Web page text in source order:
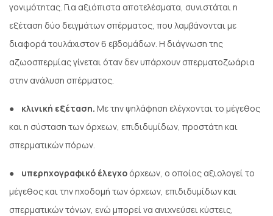
γονιμότητας. Για αξιόπιστα αποτελέσματα, συνιστάται η
εξέταση δύο δειγμάτων σπέρματος, που λαμβάνονται με
διαφορά τουλάχιστον 6 εβδομάδων. Η διάγνωση της
αζωοσπερμίας γίνεται όταν δεν υπάρχουν σπερματοζωάρια
στην ανάλυση σπέρματος.
● κλινική εξέταση. Με την ψηλάφηση ελέγχονται το μέγεθος
και η σύσταση των όρχεων, επιδιδυμίδων, προστάτη και
σπερματικών πόρων.
● υπερηχογραφικό έλεγχο όρχεων, ο οποίος αξιολογεί το
μέγεθος και την ηχοδομή των όρχεων, επιδιδυμίδων και
σπερματικών τόνων, ενώ μπορεί να ανιχνεύσει κύστεις,